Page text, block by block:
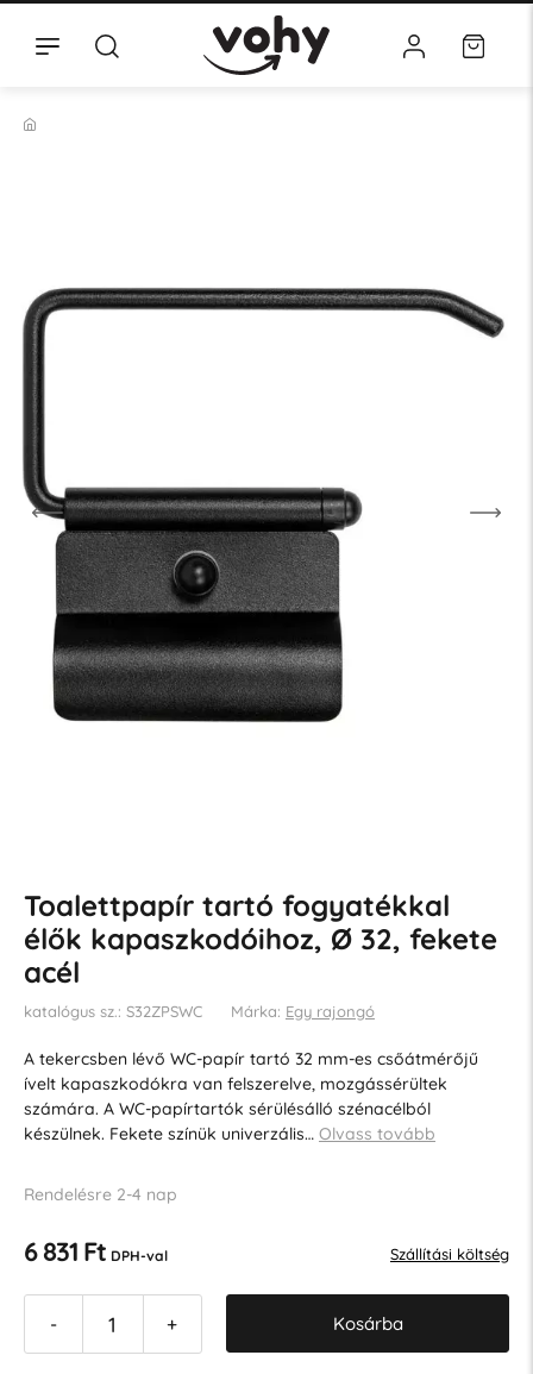
Toalettpapír tartó fogyatékkal
élők kapaszkodóihoz, Ø 32, fekete
acél
katalógus sz.: S32ZPSWC Márka: Egy rajongó
A tekercsben lévő WC-papír tartó 32 mm-es csőátmérőjű
ívelt kapaszkodókra van felszerelve, mozgássérültek
számára. A WC-papírtartók sérülésálló szénacélból
készülnek. Fekete színük univerzális… Olvass tovább
Rendelésre 2-4 nap
6 831 Ft DPH-val Szállítási költség
- + Kosárba